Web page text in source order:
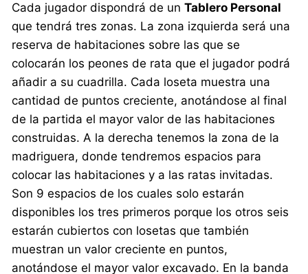
Cada jugador dispondrá de unTablero Personal
que tendrá tres zonas. La zona izquierda será una
reserva de habitaciones sobre las que se
colocarán los peones de rata que el jugador podrá
añadir a su cuadrilla. Cada loseta muestra una
cantidad de puntos creciente, anotándose al final
de la partida el mayor valor de las habitaciones
construidas. A la derecha tenemos la zona de la
madriguera, donde tendremos espacios para
colocar las habitaciones y a las ratas invitadas.
Son 9 espacios de los cuales solo estarán
disponibles los tres primeros porque los otros seis
estarán cubiertos con losetas que también
muestran un valor creciente en puntos,
anotándose el mayor valor excavado. En la banda